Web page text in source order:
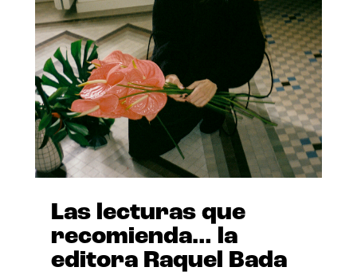
Las lecturas que
recomienda… la
editora Raquel Bada